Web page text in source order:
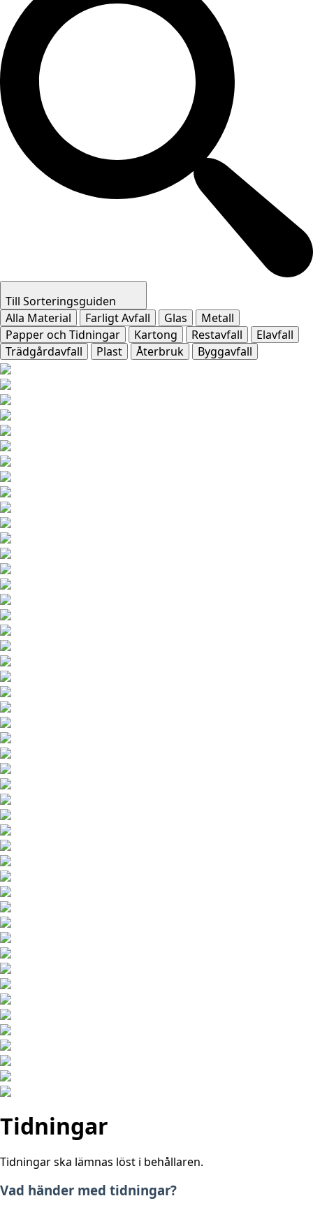
Till Sorteringsguiden
Alla Material
Farligt Avfall Glas
Metall
Papper och Tidningar
Kartong Restavfall
Elavfall
Trädgårdavfall
Plast Återbruk Byggavfall
Tidningar
Tidningar ska lämnas löst i behållaren.
Vad händer med tidningar?